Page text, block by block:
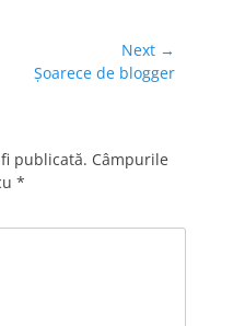
Next →
Şoarece de blogger
publicată. Câmpurile
*